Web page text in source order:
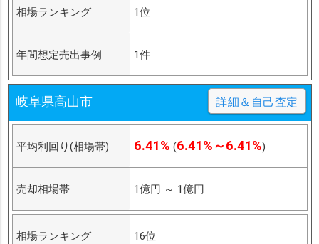
相場ランキング 1位
年間想定売出事例 1件
岐阜県高山市 詳細＆自己査定
平均利回り(相場帯) 6.41% (6.41%～6.41%)
売却相場帯 1億円 ～ 1億円
相場ランキング 16位